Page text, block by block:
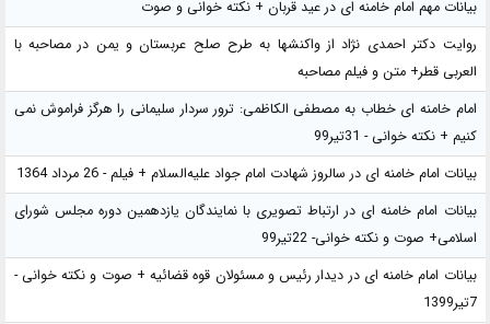
بیانات مهم امام خامنه ای در عید قربان + نکته خوانی و صوت
روایت دکتر احمدی نژاد از واکنشها به طرح صلح عربستان و یمن در مصاحبه با
العربی قطر+ متن و فیلم مصاحبه
امام خامنه ای خطاب به مصطفی الکاظمی: ترور سردار سلیمانی را هرگز فراموش نمی
کنیم + نکته خوانی - 31تیر99
بیانات امام خامنه ای در سالروز شهادت امام جواد علیه‌السلام + فیلم - 26 مرداد 1364
بیانات امام خامنه ای در ارتباط تصویری با نمایندگان یازدهمین دوره مجلس شورای
اسلامی+ صوت و نکته خوانی- 22تیر99
بیانات امام خامنه ای در دیدار رئیس و مسئولان قوه قضائیه + صوت و نکته خوانی -
7تیر1399